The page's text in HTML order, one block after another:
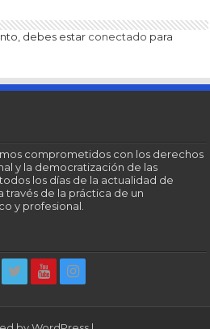
debes estar conectado para
comprometidos con los derechos
y la democratización de las
los días de la actualidad de
través de la práctica de un
y profesional.